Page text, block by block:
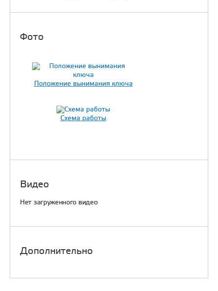
Фото
Положение вынимания ключа
Схема работы
Видео
Нет загруженного видео
Дополнительно